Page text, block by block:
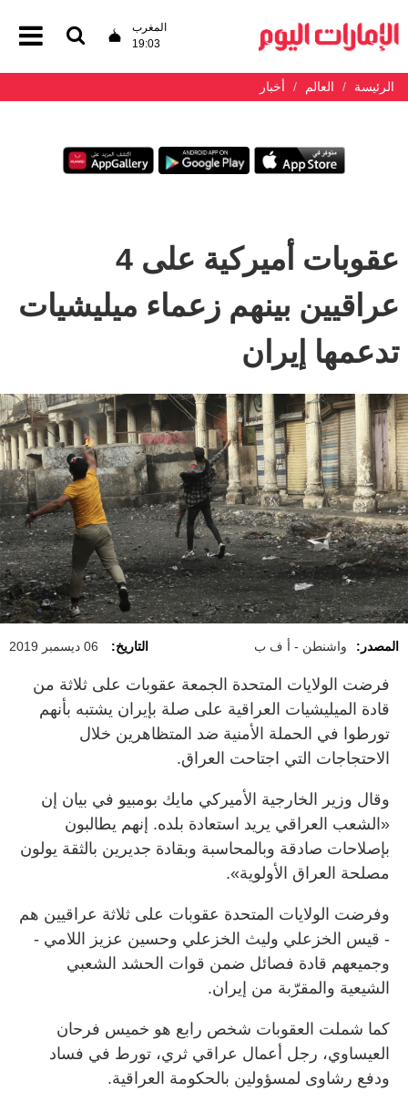
المغرب
19:03
الرئيسة العالم أخبار
عقوبات أميركية على 4
عراقيين بينهم زعماء ميليشيات
تدعمها إيران
المصدر: واشنطن - أ ف ب التاريخ: 06 ديسمبر 2019
فرضت الولايات المتحدة الجمعة عقوبات على ثلاثة من
قادة الميليشيات العراقية على صلة بإيران يشتبه بأنهم
تورطوا في الحملة الأمنية ضد المتظاهرين خلال
الاحتجاجات التي اجتاحت العراق.
وقال وزير الخارجية الأميركي مايك بومبيو في بيان إن
«الشعب العراقي يريد استعادة بلده. إنهم يطالبون
بإصلاحات صادقة وبالمحاسبة وبقادة جديرين بالثقة يولون
مصلحة العراق الأولوية».
وفرضت الولايات المتحدة عقوبات على ثلاثة عراقيين هم
- قيس الخزعلي وليث الخزعلي وحسين عزيز اللامي -
وجميعهم قادة فصائل ضمن قوات الحشد الشعبي
الشيعية والمقرّبة من إيران.
كما شملت العقوبات شخص رابع هو خميس فرحان
العيساوي، رجل أعمال عراقي ثري، تورط في فساد
ودفع رشاوى لمسؤولين بالحكومة العراقية.